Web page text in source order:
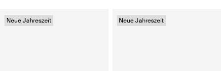
Neue Jahreszeit Neue Jahreszeit